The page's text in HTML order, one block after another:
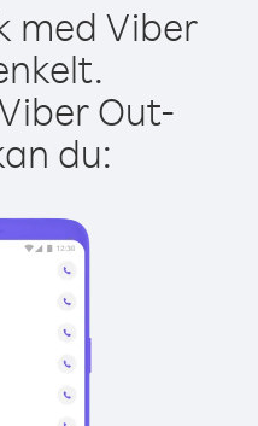
med Viber
Out-
du: